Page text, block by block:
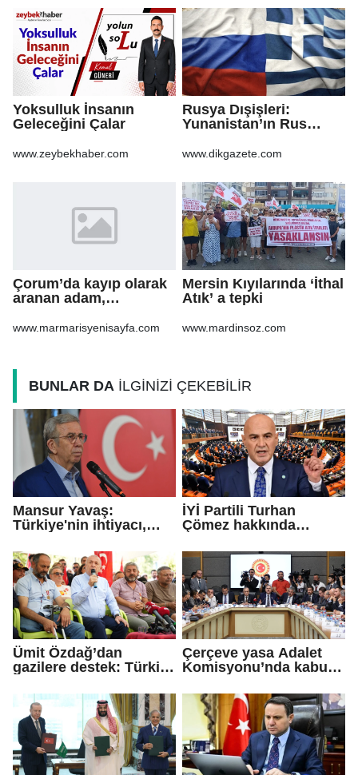
Yoksulluk İnsanın
Geleceğini Çalar
www.zeybekhaber.com
Rusya Dışişleri:
Yunanistan’ın Rus
ekonomiye pahalıya
www.dikgazete.com
Çorum’da kayıp olarak
aranan adam,
otomobilinin altında ölü
www.marmarisyenisayfa.com
Mersin Kıyılarında ‘İthal
Atık’ a tepki
www.mardinsoz.com
BUNLAR DA İLGİNİZİ ÇEKEBİLİR
Mansur Yavaş:
Türkiye'nin ihtiyacı,
mutabakatlar değil
İYİ Partili Turhan
Çömez hakkında
Ümit Özdağ’dan
gazilere destek: Türkiye
taşımamalı
Çerçeve yasa Adalet
Komisyonu’nda kabul